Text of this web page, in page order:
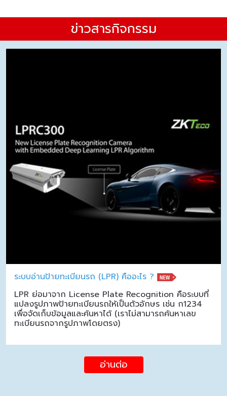
ข่าวสารกิจกรรม
ระบบอ่านป้ายทะเบียนรถ (LPR) คืออะไร ?
LPR ย่อมาจาก License Plate Recognition คือระบบที่
แปลงรูปภาพป้ายทะเบียนรถให้เป็นตัวอักษร เช่น ก1234
เพื่อจัดเก็บข้อมูลและค้นหาได้ (เราไม่สามารถค้นหาเลข
ทะเบียนรถจากรูปภาพโดยตรง)
อ่านต่อ